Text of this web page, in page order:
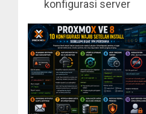
konfigurasi server